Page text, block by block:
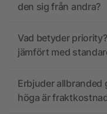
den sig från andra?
Vad betyder
jämfört med
Erbjuder
höga är